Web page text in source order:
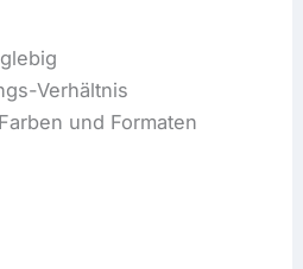
Verhältnis
und Formaten